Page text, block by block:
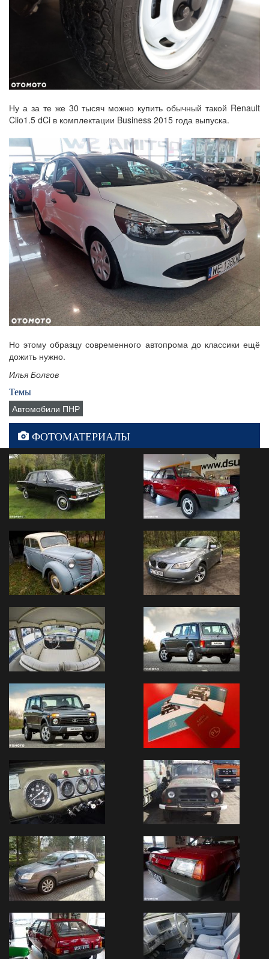
Ну а за те же 30 тысяч можно купить обычный такой Renault
Clio1.5 dCi в комплектации Business 2015 года выпуска.
Но этому образцу современного автопрома до классики ещё
дожить нужно.
Илья Болгов
Темы
Автомобили ПНР
ФОТОМАТЕРИАЛЫ